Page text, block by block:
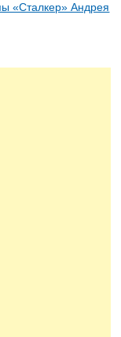
«Сталкер» Андрея